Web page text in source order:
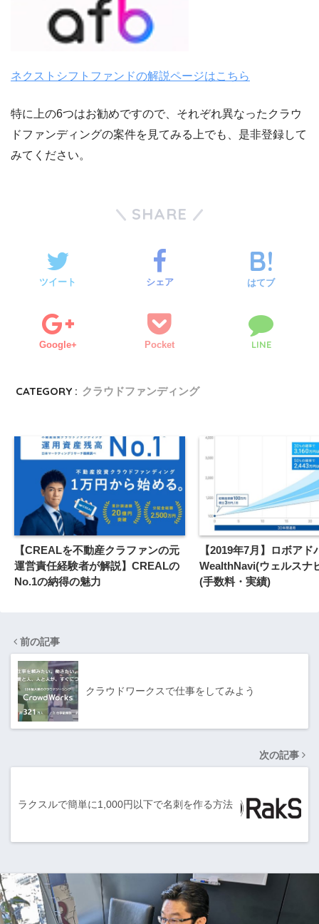
ネクストシフトファンドの解説ページはこちら
特に上の6つはお勧めですので、それぞれ異なったクラウ
ドファンディングの案件を見てみる上でも、是非登録して
みてください。
SHARE
ツイート シェア はてブ
Google+ Pocket LINE
CATEGORY : クラウドファンディング
【CREALを不動産クラファンの元
運営責任経験者が解説】CREALの
No.1の納得の魅力
【2019年7月】ロボアド
WealthNavi(ウェルスナ
(手数料・実績)
前の記事
クラウドワークスで仕事をしてみよう
次の記事
ラクスルで簡単に1,000円以下で名刺を作る方法